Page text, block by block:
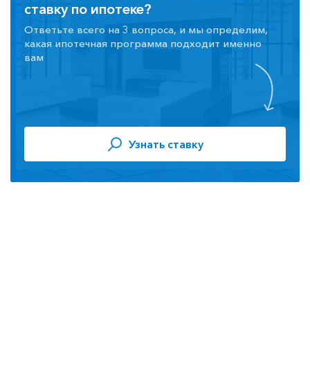
ставку по ипотеке?
Ответьте всего на 3 вопроса, и мы определим,
какая ипотечная программа подходит именно
вам
Узнать ставку